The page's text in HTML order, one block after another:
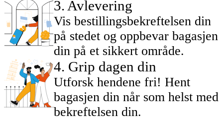
3. Avlevering
Vis bestillingsbekreftelsen din
på stedet og oppbevar bagasjen
din på et sikkert område.
4. Grip dagen din
Utforsk hendene fri! Hent
bagasjen din når som helst med
bekreftelsen din.